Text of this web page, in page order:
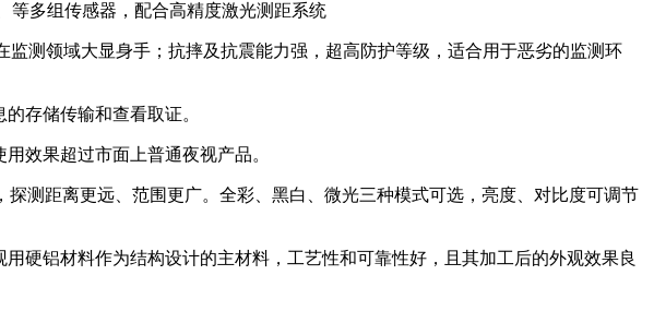
等多组传感器，配合高精度激光测距系统
测领域大显身手；抗摔及抗震能力强，超高防护等级，适合用于恶劣的监测环
存储传输和查看取证。
效果超过市面上普通夜视产品。
测距离更远、范围更广。全彩、黑白、微光三种模式可选，亮度、对比度可调节
硬铝材料作为结构设计的主材料，工艺性和可靠性好，且其加工后的外观效果良